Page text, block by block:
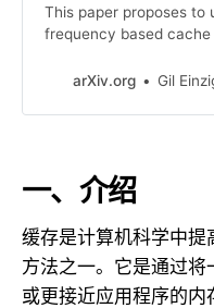
This paper proposes to
frequency based cache
effectiveness of caches
a newly accessed item
recent access history,
worth…
arXiv.org Gil
一、介绍
缓存是计算机科学中提
方法之一。它是通过
或更接近应用程序的